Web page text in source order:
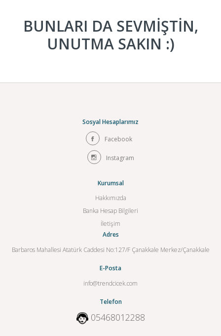
BUNLARI DA SEVMİŞTİN,
UNUTMA SAKIN :)
Sosyal Hesaplarımız
Facebook
Instagram
Kurumsal
Hakkımızda
Banka Hesap Bilgileri
İletişim
Adres
Barbaros Mahallesi Atatürk Caddesi No:127/F Çanakkale Merkez/Çanakkale
E-Posta
info@trendcicek.com
Telefon
05468012288